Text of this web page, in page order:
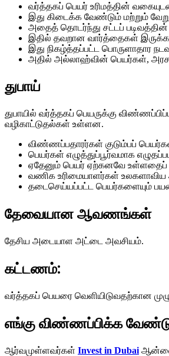
வர்த்தகப் பெயர் உரிமத்தின்
இது கிடைக்க வேண்டும் மற்றும்
அதைத் தொடர்ந்து சட்டப்
இதில் தவறான வார்த்தைகள்
இது நிகழ்த்தப்பட்ட பொருளாதார
அதில் அல்லாஹ்வின் பெயர்கள்,
துபாய்
துபாயில் வர்த்தகப் பெயருக்கு
வழிகாட்டுதல்கள் உள்ளன.
விண்ணப்பதாரர்கள் குடும்பப்
பெயர்கள் எழுத்துப்பூர்வமாக
ஏதேனும் பெயர் ஏற்கனவே உள்ளதைப்
வணிக உரிமையாளர்கள் உலகளாவிய
தடைசெய்யப்பட்ட பெயர்களையும்
தேவையான ஆவணங்கள்
தேசிய அடையாள அட்டை அவசியம்.
கட்டணம்:
வர்த்தகப் பெயரை வெளியிடுவதற்கான
எங்கு விண்ணப்பிக்க
ஆர்வமுள்ளவர்கள் Invest in Dubai